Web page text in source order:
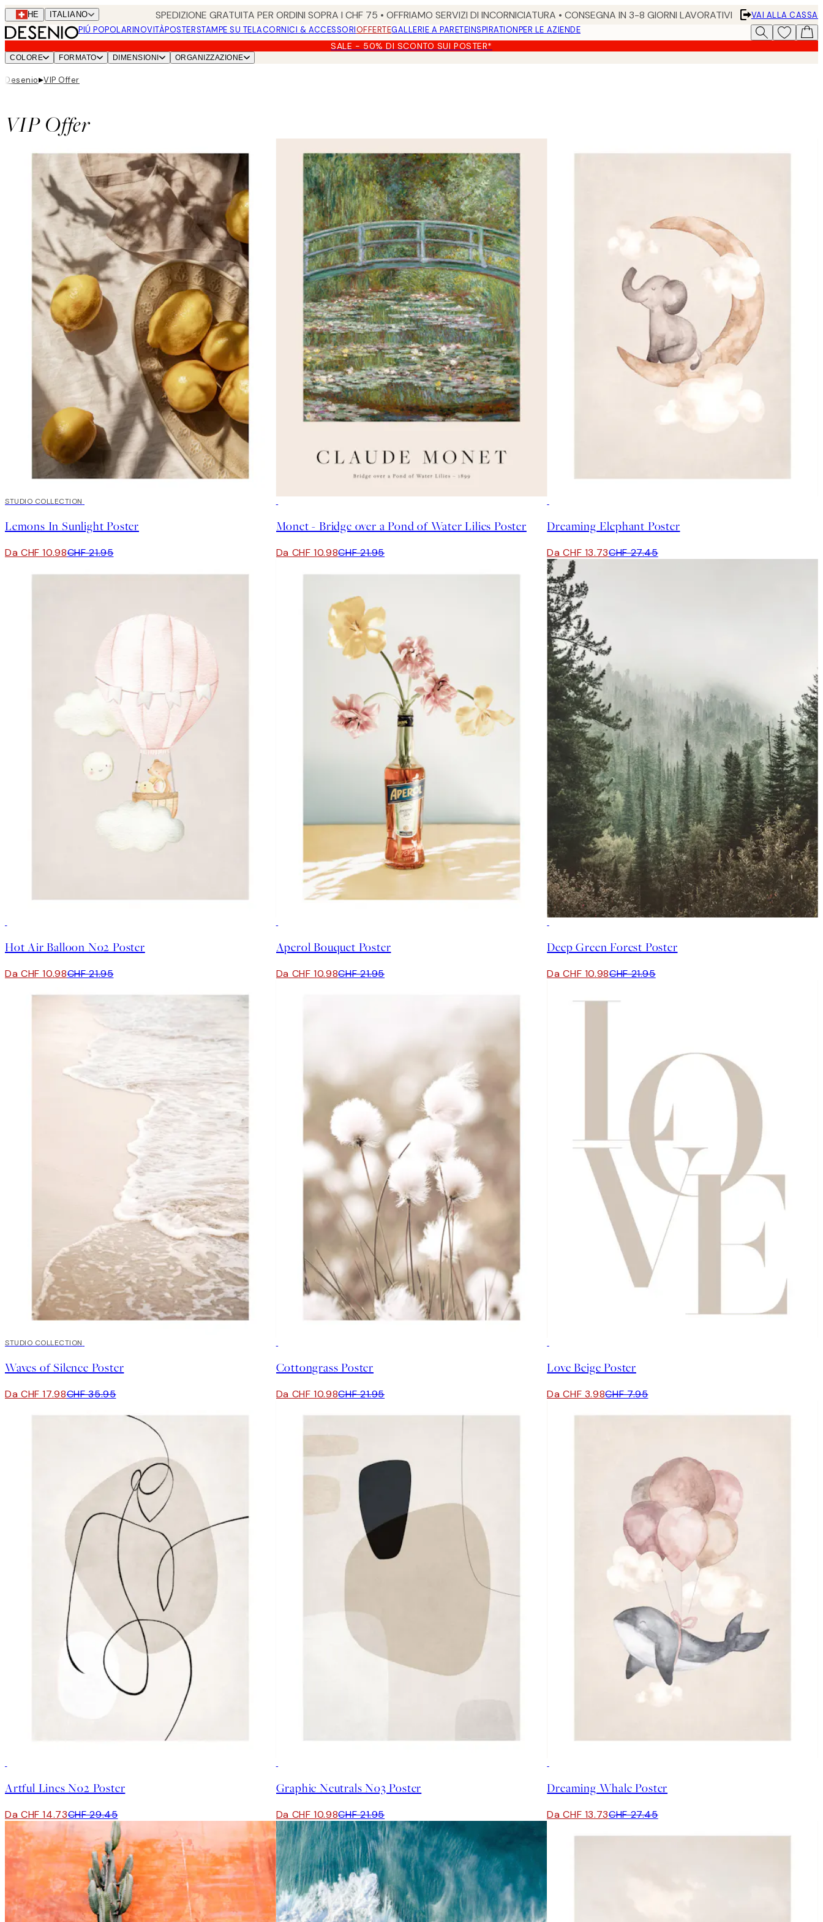
Skip
to
main
content.
CHE ITALIANO SPEDIZIONE GRATUITA PER ORDINI SOPRA I CHF 75 • OFFRIAMO SERVIZI DI INCORNICIATURA • CONSEGNA IN 3-8 GIORNI LAVORATIVI
VAI ALLA CASSA
PIÚ POPOLARINOVITÀPOSTERSTAMPE SU TELACORNICI & ACCESSORIOFFERTEGALLERIE A PARETEINSPIRATIONPER LE AZIENDE
SALE - 50% DI SCONTO SUI POSTER*
COLORE FORMATO DIMENSIONI ORGANIZZAZIONE
Desenio▸VIP Offer
VIP Offer
50%*
STUDIO COLLECTION
Lemons In Sunlight Poster
Da CHF 10.98CHF 21.95
Monet - Bridge over a Pond of Water Lilies Poster
Da CHF 10.98CHF 21.95
Dreaming Elephant Poster
Da CHF 13.73CHF 27.45
Hot Air Balloon No2 Poster
Da CHF 10.98CHF 21.95
Aperol Bouquet Poster
Da CHF 10.98CHF 21.95
Deep Green Forest Poster
Da CHF 10.98CHF 21.95
50%*
STUDIO COLLECTION
Waves of Silence Poster
Da CHF 17.98CHF 35.95
Cottongrass Poster
Da CHF 10.98CHF 21.95
Love Beige Poster
Da CHF 3.98CHF 7.95
Artful Lines No2 Poster
Da CHF 14.73CHF 29.45
Graphic Neutrals No3 Poster
Da CHF 10.98CHF 21.95
Dreaming Whale Poster
Da CHF 13.73CHF 27.45